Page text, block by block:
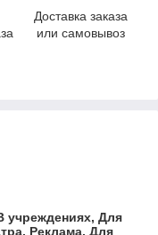
Доставка заказа
или самовывоз
учреждениях, Для
Реклама, Для